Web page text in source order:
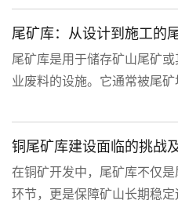
个领域，尤其在高性能陶瓷
尾矿库：从设计到施工的
尾矿库是用于储存矿山尾矿
业废料的设施。它通常被尾
属矿山的尾矿。尾矿库通常
回水系统。根据地形，尾矿
型和河流拦截型。
铜尾矿库建设面临的挑战
在铜矿开发中，尾矿库不仅
环节，更是保障矿山长期稳